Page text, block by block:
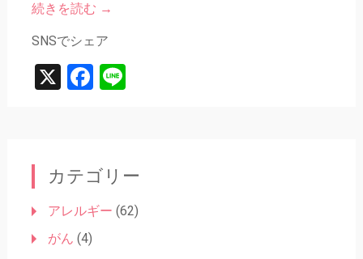
続きを読む →
SNSでシェア
X Facebook
カテゴリー
アレルギー (62)
がん (4)